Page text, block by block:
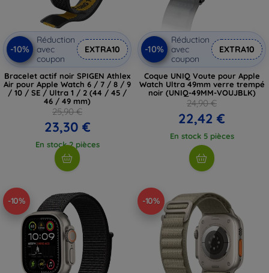
-10%
Réduction
avec
coupon
EXTRA10
Bracelet actif noir SPIGEN Athlex
Air pour Apple Watch 6 / 7 / 8 / 9
/ 10 / SE / Ultra 1 / 2 (44 / 45 /
46 / 49 mm)
25,90 €
23,30 €
En stock 2 pièces
-10%
Réduction
avec
coupon
EXTRA10
Coque UNIQ Voute pour Apple
Watch Ultra 49mm verre trempé
noir (UNIQ-49MM-VOUJBLK)
24,90 €
22,42 €
En stock 5 pièces
-10% -10%